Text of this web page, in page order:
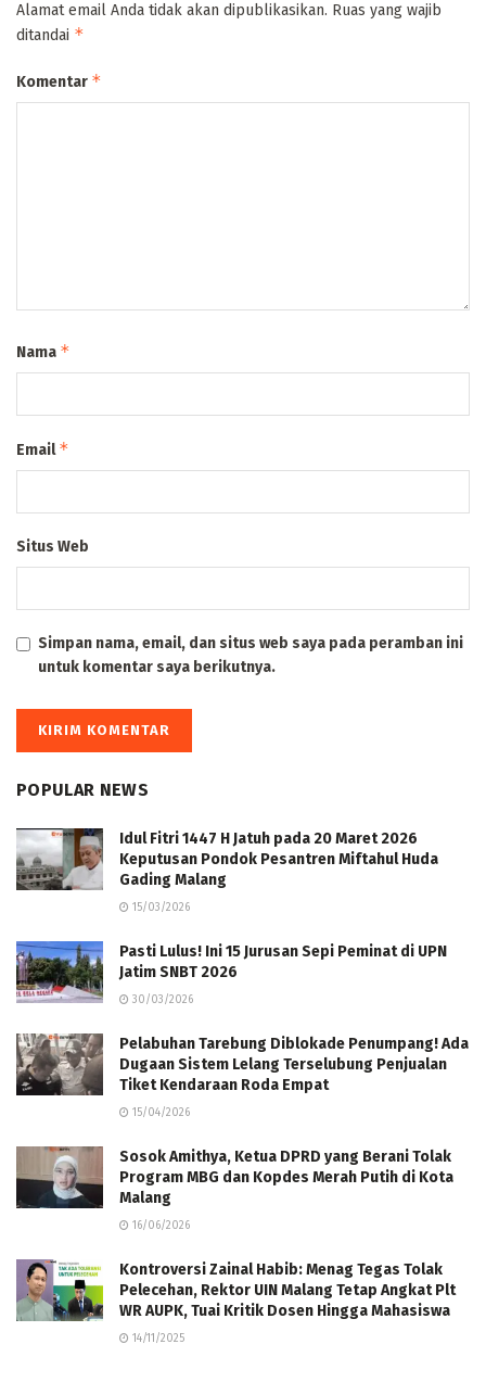
Alamat email Anda tidak akan dipublikasikan. Ruas yang wajib
ditandai *
Komentar *
Nama *
Email*
Situs Web
Simpan nama, email, dan situs web saya pada peramban ini
untuk komentar saya berikutnya.
POPULAR NEWS
Idul Fitri 1447 H Jatuh pada 20 Maret 2026
Keputusan Pondok Pesantren Miftahul Huda
Gading Malang
15/03/2026
Pasti Lulus! Ini 15 Jurusan Sepi Peminat di UPN
Jatim SNBT 2026
30/03/2026
Pelabuhan Tarebung Diblokade Penumpang! Ada
Dugaan Sistem Lelang Terselubung Penjualan
Tiket Kendaraan Roda Empat
15/04/2026
Sosok Amithya, Ketua DPRD yang Berani Tolak
Program MBG dan Kopdes Merah Putih di Kota
Malang
16/06/2026
Kontroversi Zainal Habib: Menag Tegas Tolak
Pelecehan, Rektor UIN Malang Tetap Angkat Plt
WR AUPK, Tuai Kritik Dosen Hingga Mahasiswa
14/11/2025